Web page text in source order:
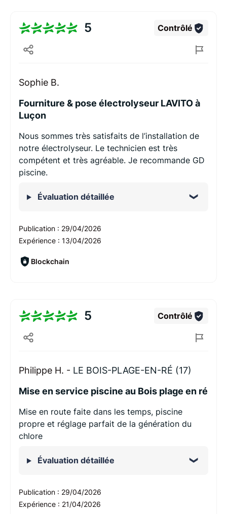
5 Contrôlé
Sophie B.
Fourniture & pose électrolyseur LAVITO à
Luçon
Nous sommes très satisfaits de l’installation de
notre électrolyseur. Le technicien est très
compétent et très agréable. Je recommande GD
piscine.
Évaluation détaillée
Publication : 29/04/2026
Expérience : 13/04/2026
Blockchain
5 Contrôlé
Philippe H. - LE BOIS-PLAGE-EN-RÉ (17)
Mise en service piscine au Bois plage en ré
Mise en route faite dans les temps, piscine
propre et réglage parfait de la génération du
chlore
Évaluation détaillée
Publication : 29/04/2026
Expérience : 21/04/2026